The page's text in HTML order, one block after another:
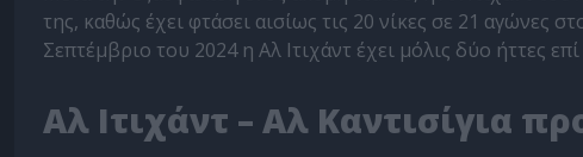
της, καθώς έχει φτάσει αισίως τις 20 νίκες σε 21 αγώνες
Σεπτέμβριο του 2024 η Αλ Ιτιχάντ έχει μόλις δύο ήττες
Αλ Ιτιχάντ – Αλ Καντισίγια